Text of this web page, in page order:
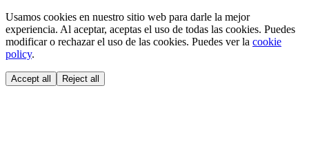
Usamos cookies en nuestro sitio web para darle la mejor
experiencia. Al aceptar, aceptas el uso de todas las cookies. Puedes
modificar o rechazar el uso de las cookies. Puedes ver la cookie
policy.
Accept all Reject all